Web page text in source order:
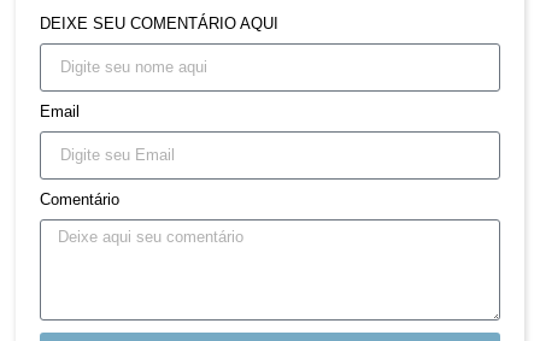
DEIXE SEU COMENTÁRIO AQUI
Email
Comentário